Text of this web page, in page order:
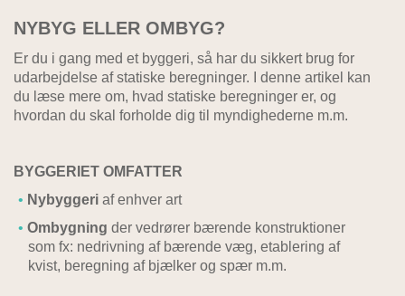
NYBYG ELLER OMBYG?
Er du i gang med et byggeri, så har du sikkert brug for
udarbejdelse af statiske beregninger. I denne artikel kan
du læse mere om, hvad statiske beregninger er, og
hvordan du skal forholde dig til myndighederne m.m.
BYGGERIET OMFATTER
Nybyggeriaf enhver art
Ombygning der vedrører bærende konstruktioner
som fx: nedrivning af bærende væg, etablering af
kvist, beregning af bjælker og spær m.m.